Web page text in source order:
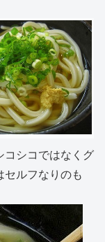
コシコではなくグ
セルフなりのも